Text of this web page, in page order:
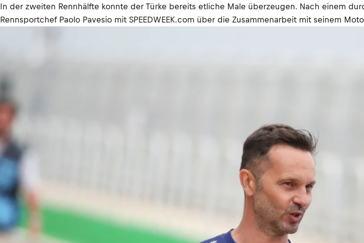
In der zweiten Rennhälfte konnte der Türke bereits etliche Male überzeugen. Nach einem
Rennsportchef Paolo Pavesio mit SPEEDWEEK.com über die Zusammenarbeit mit seinem